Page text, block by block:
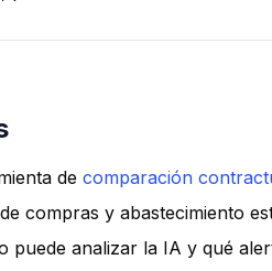
de comparación
compras y abastecimiento
puede analizar la IA y qué